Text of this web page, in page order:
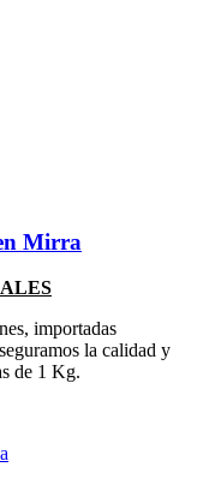
Mirra
importadas
la calidad y
de 1 Kg.